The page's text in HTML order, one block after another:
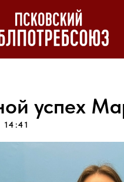
успех